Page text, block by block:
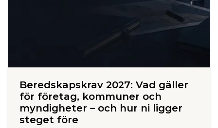
Beredskapskrav 2027: Vad gäller
för företag, kommuner och
myndigheter – och hur ni ligger
steget före